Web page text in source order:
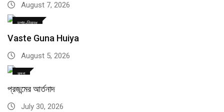
August 7, 2026
দৃশ্য-নিবন্ধ
Vaste Guna Huiya
August 5, 2026
ব্লগ
প্রজন্মের আর্তনাদ
July 30, 2026